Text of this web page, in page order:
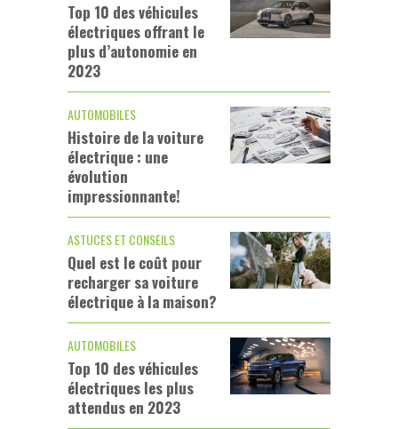
Top 10 des véhicules
électriques offrant le
plus d’autonomie en
2023
AUTOMOBILES
Histoire de la voiture
électrique : une
évolution
impressionnante!
ASTUCES ET CONSEILS
Quel est le coût pour
recharger sa voiture
électrique à la maison?
AUTOMOBILES
Top 10 des véhicules
électriques les plus
attendus en 2023